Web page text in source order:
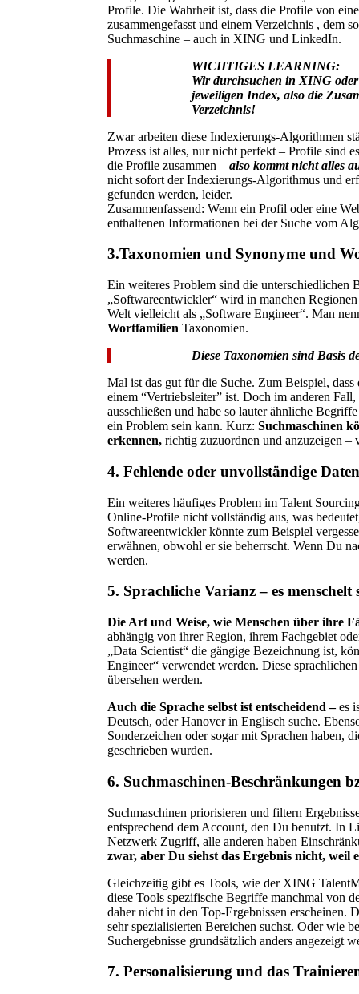
Profile. Die Wahrheit ist, dass die Profile von
zusammengefasst und einem Verzeichnis , dem
Suchmaschine – auch in XING und LinkedIn.
WICHTIGES LEARNING:
Wir durchsuchen in XING
jeweiligen Index, also die
Verzeichnis!
Zwar arbeiten diese Indexierungs-Algorithmen
Prozess ist alles, nur nicht perfekt – Profile sind
die Profile zusammen – also kommt nicht alles
nicht sofort der Indexierungs-Algorithmus und
gefunden werden, leider.
Zusammenfassend: Wenn ein Profil oder eine
enthaltenen Informationen bei der Suche vom
3.Taxonomien und Synonyme und
Ein weiteres Problem sind die
„Softwareentwickler“ wird in manchen
Welt vielleicht als „Software Engineer“. Man
Wortfamilien Taxonomien.
Diese Taxonomien sind Basis
Mal ist das gut für die Suche. Zum Beispiel, dass
einem “Vertriebsleiter” ist. Doch im anderen
ausschließen und habe so lauter ähnliche
ein Problem sein kann. Kurz: Suchmaschinen
erkennen, richtig zuzuordnen und anzuzeigen –
4. Fehlende oder unvollständige Daten
Ein weiteres häufiges Problem im Talent
Online-Profile nicht vollständig aus, was
Softwareentwickler könnte zum Beispiel
erwähnen, obwohl er sie beherrscht. Wenn Du
werden.
5. Sprachliche Varianz – es menschelt
Die Art und Weise, wie Menschen über ihre
abhängig von ihrer Region, ihrem Fachgebiet
„Data Scientist“ die gängige Bezeichnung ist,
Engineer“ verwendet werden. Diese
übersehen werden.
Auch die Sprache selbst ist entscheidend –es
Deutsch, oder Hanover in Englisch suche.
Sonderzeichen oder sogar mit Sprachen haben,
geschrieben wurden.
6. Suchmaschinen-Beschränkungen
Suchmaschinen priorisieren und filtern
entsprechend dem Account, den Du benutzt. In
Netzwerk Zugriff, alle anderen haben
zwar, aber Du siehst das Ergebnis nicht, weil
Gleichzeitig gibt es Tools, wie der XING
diese Tools spezifische Begriffe manchmal von
daher nicht in den Top-Ergebnissen erscheinen.
sehr spezialisierten Bereichen suchst. Oder wie
Suchergebnisse grundsätzlich anders angezeigt
7. Personalisierung und das